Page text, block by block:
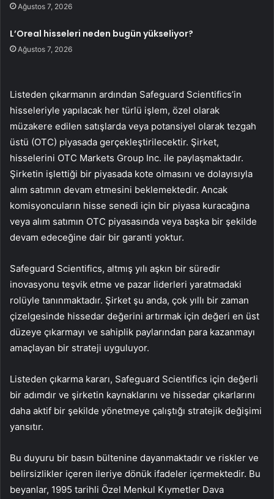
Ağustos 7, 2026
L’Oreal hisseleri neden bugün yükseliyor?
Ağustos 7, 2026
Listeden çıkarmanın ardından Safeguard Scientifics’in
hisseleriyle yapılacak her türlü işlem, özel olarak
müzakere edilen satışlarda veya potansiyel olarak tezgah
üstü (OTC) piyasada gerçekleştirilecektir. Şirket,
hisselerini OTC Markets Group Inc. ile paylaşmaktadır.
Şirketin işlettiği bir piyasada kote olmasını ve dolayısıyla
alım satımın devam etmesini beklemektedir. Ancak
komisyoncuların hisse senedi için bir piyasa kuracağına
veya alım satımın OTC piyasasında veya başka bir şekilde
devam edeceğine dair bir garanti yoktur.
Safeguard Scientifics, altmış yılı aşkın bir süredir
inovasyonu teşvik etme ve pazar liderleri yaratmadaki
rolüyle tanınmaktadır. Şirket şu anda, çok yıllı bir zaman
çizelgesinde hissedar değerini artırmak için değeri en üst
düzeye çıkarmayı ve sahiplik paylarından para kazanmayı
amaçlayan bir strateji uyguluyor.
Listeden çıkarma kararı, Safeguard Scientifics için değerli
bir adımdır ve şirketin kaynaklarını ve hissedar çıkarlarını
daha aktif bir şekilde yönetmeye çalıştığı stratejik değişimi
yansıtır.
Bu duyuru bir basın bültenine dayanmaktadır ve riskler ve
belirsizlikler içeren ileriye dönük ifadeler içermektedir. Bu
beyanlar, 1995 tarihli Özel Menkul Kıymetler Dava